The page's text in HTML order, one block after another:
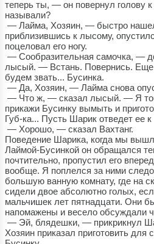
теперь ты, — он повернул голову
называли?
— Лайма, Хозяин, — быстро
приблизившись к лысому,
поцеловал его ногу.
— Сообразительная самочка, —
лысый. — Встань. Повернись. Еще
будем звать... Бусинка.
— Да, Хозяин, — Лайма снова
— Что ж, — сказал лысый. — Я
прикажи Бусинку вымыть и
Губ-ка... Пусть Шарик отведет ее
— Хорошо, — сказал Вахтанг.
Поведение Шарика, когда мы
Лаймой-Бусинкой он обращался
почтительно, пропустил его
вообще. Я поплелся за ними
большую ванную комнату, где на
сидели двое абсолютно голых,
мальчишек лет пятнадцати. Они
напомажены и весело обсуждали
— Эй, блядешки, — прикрикнул
Хозяин приказал приготовить для